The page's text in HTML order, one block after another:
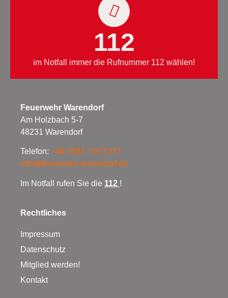
112
im Notfall immer die Rufnummer 112 wählen!
Feuerwehr Warendorf
Am Holzbach 5-7
48231 Warendorf
Telefon: +49 2581 / 54-1371
info@feuerwehr-warendorf.de
Im Notfall rufen Sie die 112 !
Rechtliches
Impressum
Datenschutz
Mitglied werden!
Kontakt